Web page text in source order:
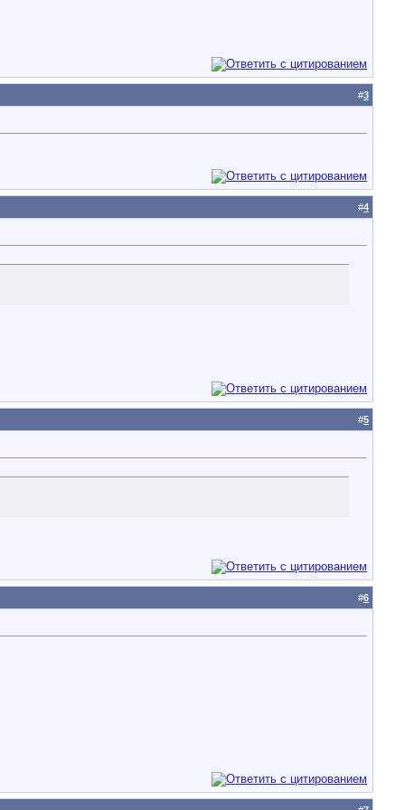
#3
#4
#5
#6